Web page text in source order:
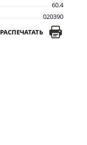
60.4
020390
РАСПЕЧАТАТЬ